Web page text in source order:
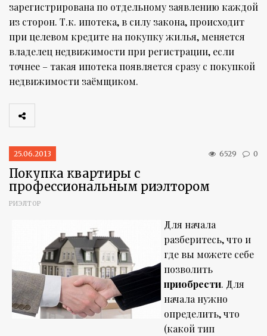
зарегистрирована по отдельному заявлению каждой
из сторон. Т.к. ипотека, в силу закона, происходит
при целевом кредите на покупку жилья, меняется
владелец недвижимости при регистрации, если
точнее – такая ипотека появляется сразу с покупкой
недвижимости заёмщиком.
25.06.2013 6529 0
Покупка квартиры с
профессиональным риэлтором
РИЭЛТОР
Для начала
разберитесь, что и
где вы можете себе
позволить
приобрести. Для
начала нужно
определить, что
(какой тип